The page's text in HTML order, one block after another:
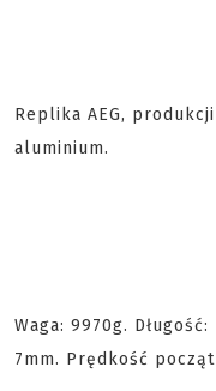
Replika AEG,
aluminium.
Waga: 9970g.
7mm. Prędkość